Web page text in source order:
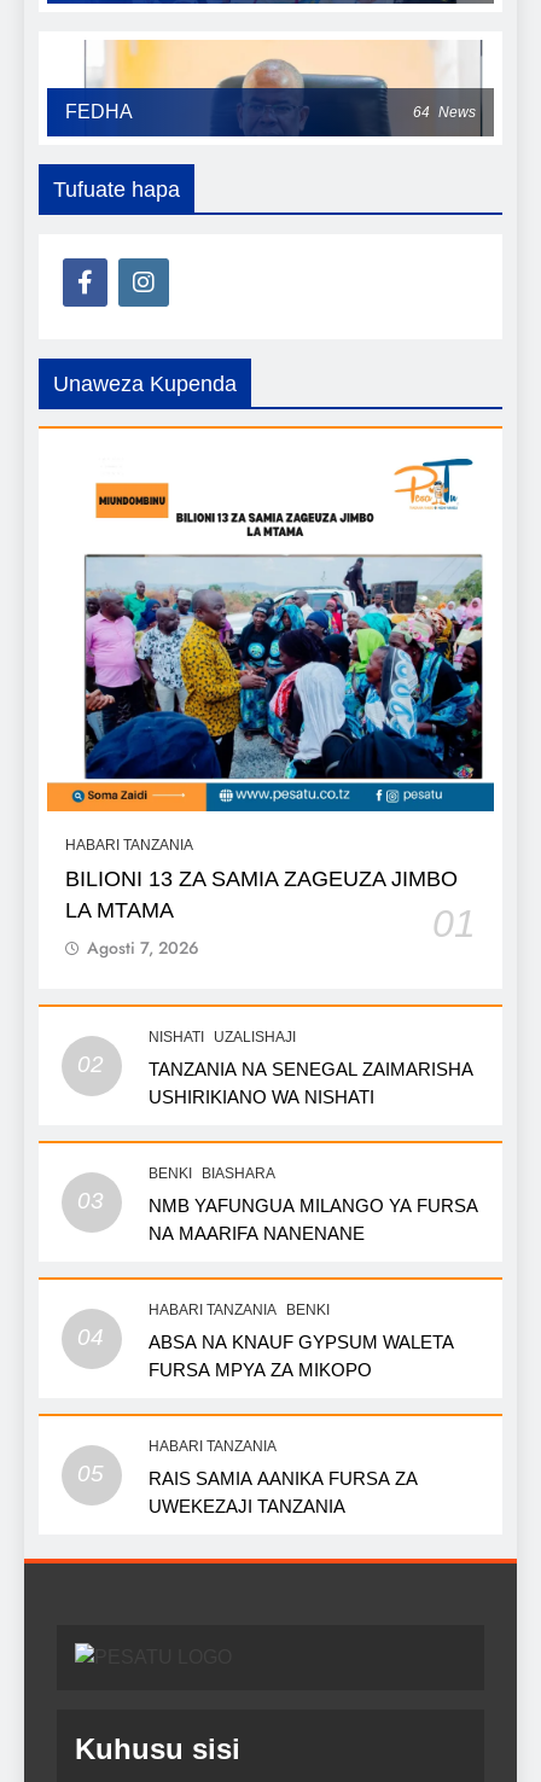
FEDHA 64 News
Tufuate hapa
Unaweza Kupenda
HABARI TANZANIA
BILIONI 13 ZA SAMIA ZAGEUZA JIMBO
LA MTAMA
01
Agosti 7, 2026
02
NISHATI UZALISHAJI
TANZANIA NA SENEGAL ZAIMARISHA
USHIRIKIANO WA NISHATI
03
BENKI BIASHARA
NMB YAFUNGUA MILANGO YA FURSA
NA MAARIFA NANENANE
04
HABARI TANZANIA BENKI
ABSA NA KNAUF GYPSUM WALETA
FURSA MPYA ZA MIKOPO
05
HABARI TANZANIA
RAIS SAMIA AANIKA FURSA ZA
UWEKEZAJI TANZANIA
Kuhusu sisi